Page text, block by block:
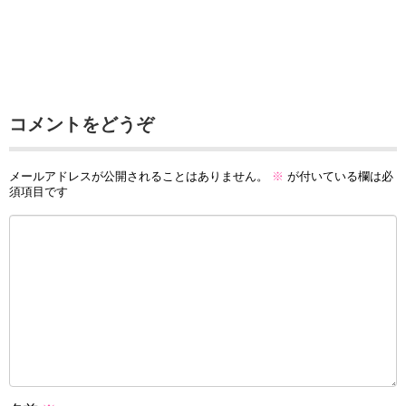
コメントをどうぞ
メールアドレスが公開されることはありません。 ※ が付いている欄は必
須項目です